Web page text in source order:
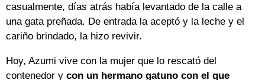
casualmente, días atrás había levantado de la calle a
una gata preñada. De entrada la aceptó y la leche y el
cariño brindado, la hizo revivir.
Hoy, Azumi vive con la mujer que lo rescató del
contenedor y con un hermano gatuno con el que